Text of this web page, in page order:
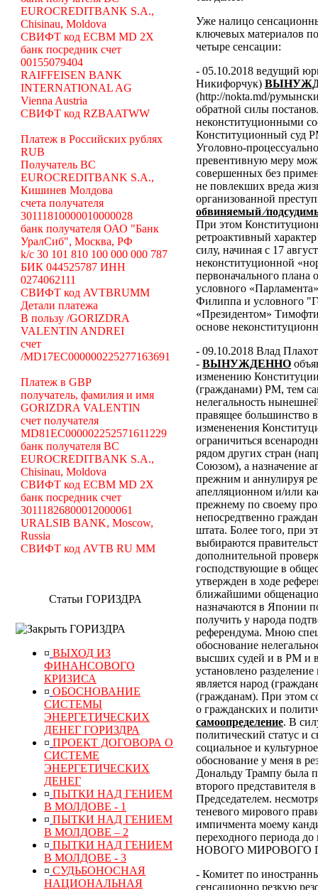
EUROCREDITBANK S.A.,
Chisinau, Moldova
СВИФТ код ECBM MD 2X
банк посредник счет
00155079404
RAIFFEISEN BANK
INTERNATIONAL AG
Vienna Austria
СВИФТ код RZBAATWW
Платеж в Российских рублях
RUB
Получатель BC
EUROCREDITBANK S.A.,
Кишинев Молдова
счета получателя
30111810000010000028
банк получателя ОАО "Банк
УралСиб", Москва, РФ
k/c 30 101 810 100 000 000 787
БИК 044525787 ИНН
0274062111
СВИФТ код AVTBRUMM
Детали платежа
В пользу /GORIZDRA
VALENTIN ANDREI
счет
/MD17EC000000225277163691
Платеж в GBP
получатель, фамилия и имя
GORIZDRA VALENTIN
счет получателя
MD81EC000002252571611229
банк получателя BC
EUROCREDITBANK S.A.,
Chisinau, Moldova
СВИФТ код ECBM MD 2X
банк посредник счет
30111826800012000061
URALSIB BANK, Moscow,
Russia
СВИФТ код AVTB RU MM
Статьи ГОРИЗДРА
ГОРИЗДРА
¤ ВЫХОД ИЗ
ФИНАНСОВОГО
КРИЗИСА
¤ ОБОСНОВАНИЕ
СИСТЕМЫ
ЭНЕРГЕТИЧЕСКИХ
ДЕНЕГ ГОРИЗДРА
¤ ПРОЕКТ ДОГОВОРА О
СИСТЕМЕ
ЭНЕРГЕТИЧЕСКИХ
ДЕНЕГ
¤ ПЫТКИ НАД ГЕНИЕМ
В МОЛДОВЕ - 1
¤ ПЫТКИ НАД ГЕНИЕМ
В МОЛДОВЕ – 2
¤ ПЫТКИ НАД ГЕНИЕМ
В МОЛДОВЕ - 3
¤ СУДЬБОНОСНАЯ
НАЦИОНАЛЬНАЯ
Уже налицо
ключевых материалов
четыре сенсации:
- 05.10.2018 ведущий
Никифорчук)
(http://nokta.md/
обратной силы
неконституционными
Конституционный суд
Уголовно-
превентивную меру
совершенных без
не повлекших вреда
организованной
обвиняемый
При этом
ретроактивный
силу, начиная с 17
неконституционной
первоначального плана
условного
Филиппа и условного
«Президентом»
основе
- 09.10.2018 Влад
- ВЫНУЖДЕННО
изменению
(гражданами) РМ, тем
нелегальность
правящее большинство
измененения
ограничиться
рядом других стран
Союзом), а назначение
прежним и аннулируя
апелляционном и/или
прежнему по своему
непосредтвенно
штата. Более того, при
выбираются
дополнительной
господствующие в
утвержден в ходе
ближайшими
назначаются в Японии
получить у народа
референдума. Мною
обоснование
высших судей и в РМ и
установлено
является народ
(гражданам). При этом
о гражданских и
самоопределение. В
политический статус и
социальное и
обоснование у меня в
Дональду Трампу была
второго представителя
Председателем.
теневого мирового
импичмента моему
переходного
НОВОГО МИРОВОГО
- Комитет по
сенсационно резкую